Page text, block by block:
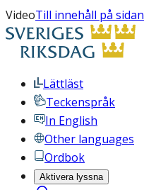
VideoTill innehåll på sidan
Lättläst
Teckenspråk
In English
Other languages
Ordbok
Aktivera lyssna